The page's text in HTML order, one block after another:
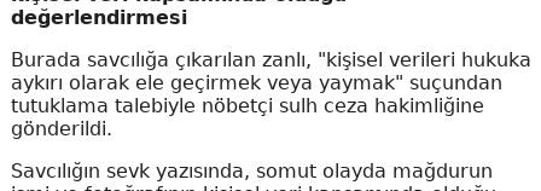
değerlendirmesi
Burada savcılığa çıkarılan zanlı, "kişisel verileri hukuka
aykırı olarak ele geçirmek veya yaymak" suçundan
tutuklama talebiyle nöbetçi sulh ceza hakimliğine
gönderildi.
Savcılığın sevk yazısında, somut olayda mağdurun